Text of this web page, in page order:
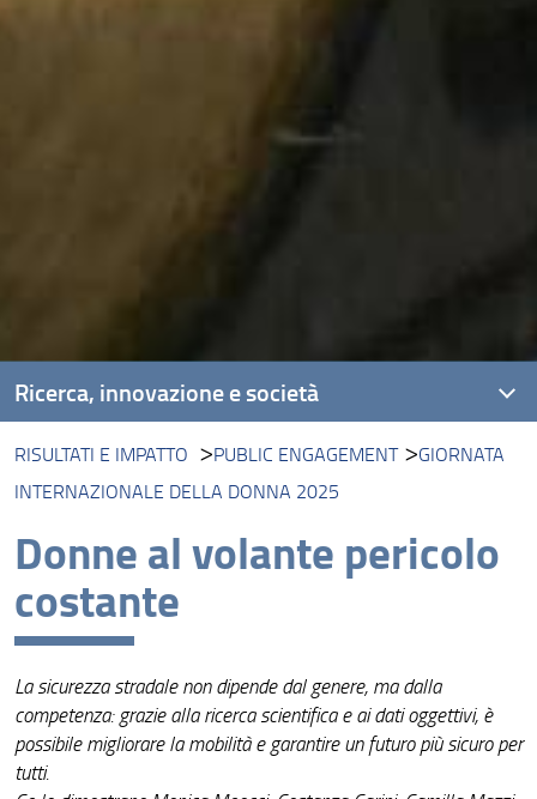
RISULTATI E IMPATTO PUBLIC ENGAGEMENT
GIORNATA
INTERNAZIONALE DELLA DONNA 2025
Donne al volante pericolo
costante
La sicurezza stradale non dipende dal genere, ma dalla
competenza: grazie alla ricerca scientifica e ai dati oggettivi, è
possibile migliorare la mobilità e garantire un futuro più sicuro per
tutti.
Ricerca, innovazione e società
Unità di ricerca
Risultati e impatto
Collabora con noi